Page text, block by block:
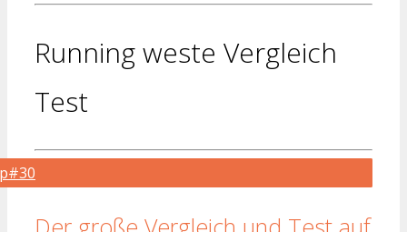
Running weste Vergleich
Test